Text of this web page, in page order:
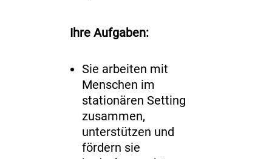
Ihre Aufgaben:
Sie arbeiten mit
Menschen im
stationären Setting
zusammen,
unterstützen und
fördern sie